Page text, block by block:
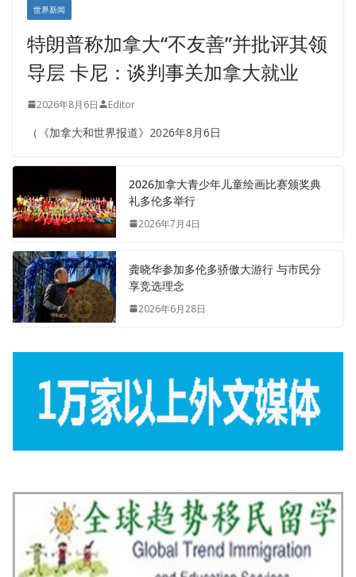
世界新闻
特朗普称加拿大“不友善”并批评其领
导层 卡尼：谈判事关加拿大就业
2026年8月6日 Editor
（《加拿大和世界报道》2026年8月6日
2026加拿大青少年儿童绘画比赛颁奖典
礼多伦多举行
2026年7月4日
龚晓华参加多伦多骄傲大游行 与市民分
享竞选理念
2026年6月28日